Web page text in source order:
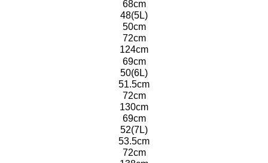
68cm
48(5L)
50cm
72cm
124cm
69cm
50(6L)
51.5cm
72cm
130cm
69cm
52(7L)
53.5cm
72cm